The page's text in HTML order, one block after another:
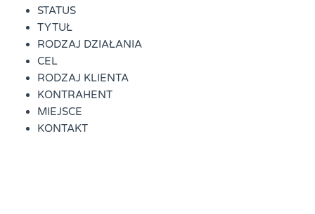
STATUS
TYTUŁ
RODZAJ DZIAŁANIA
CEL
RODZAJ KLIENTA
KONTRAHENT
MIEJSCE
KONTAKT